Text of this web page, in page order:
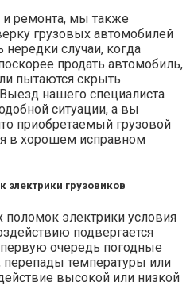
ремонта, мы также
грузовых автомобилей
случаи, когда
продать автомобиль,
пытаются скрыть
нашего специалиста
ситуации, а вы
приобретаемый грузовой
в хорошем исправном
электрики грузовиков
поломок электрики условия
подвергается
очередь погодные
температуры или
высокой или низкой